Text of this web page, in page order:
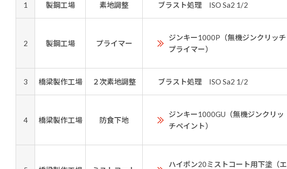
1 製鋼工場 素地調整 ブラスト処理 ISO Sa2 1/2
2 製鋼工場 プライマー
ジンキー1000P（無機ジンクリッチ
プライマー）
3 橋梁製作工場 ２次素地調整 ブラスト処理 ISO Sa2 1/2
4 橋梁製作工場 防食下地
ジンキー1000GU（無機ジンクリッ
チペイント）
ハイポン20ミストコート用下塗（エ